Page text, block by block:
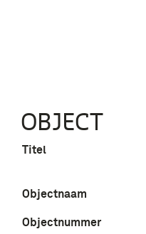
OBJECT
Titel
Objectnaam
Objectnummer